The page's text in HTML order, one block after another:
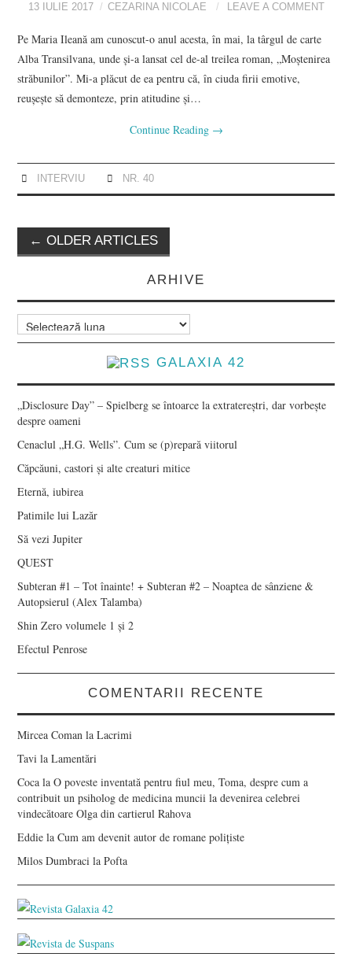
13 IULIE 2017 CEZARINA NICOLAE LEAVE A COMMENT
Pe Maria Ileană am cunoscut-o anul acesta, în mai, la târgul de carte
Alba Transilvana, unde și-a lansat cel de-al treilea roman, „Moștenirea
străbunilor”. Mi-a plăcut de ea pentru că, în ciuda firii emotive,
reușește să demonteze, prin atitudine și…
Continue Reading →
INTERVIU NR. 40
Post
navigation
← OLDER ARTICLES
ARHIVE
Arhive
GALAXIA 42
„Disclosure Day” – Spielberg se întoarce la extratereștri, dar vorbește
despre oameni
Cenaclul „H.G. Wells”. Cum se (p)repară viitorul
Căpcăuni, castori și alte creaturi mitice
Eternă, iubirea
Patimile lui Lazăr
Să vezi Jupiter
QUEST
Subteran #1 – Tot înainte! + Subteran #2 – Noaptea de sânziene &
Autopsierul (Alex Talamba)
Shin Zero volumele 1 și 2
Efectul Penrose
COMENTARII RECENTE
Mircea Coman laLacrimi
Tavi laLamentări
Coca laO poveste inventată pentru fiul meu, Toma, despre cum a
contribuit un psiholog de medicina muncii la devenirea celebrei
vindecătoare Olga din cartierul Rahova
Eddie laCum am devenit autor de romane polițiste
Milos Dumbraci laPofta